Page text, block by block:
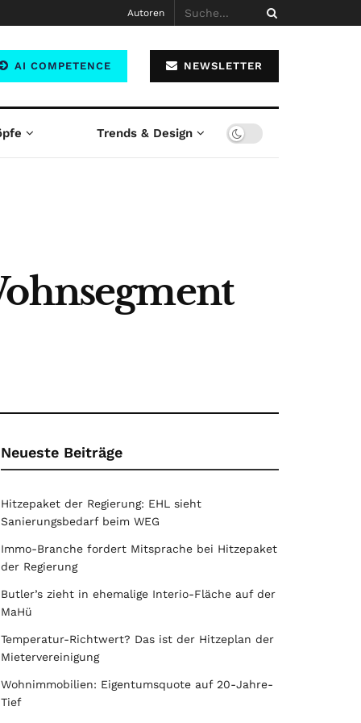
Autoren
AI COMPETENCE NEWSLETTER
Trends & Design
Neueste Beiträge
Hitzepaket der Regierung: EHL sieht
Sanierungsbedarf beim WEG
Immo-Branche fordert Mitsprache bei Hitzepaket
der Regierung
Butler’s zieht in ehemalige Interio-Fläche auf der
MaHü
Temperatur-Richtwert? Das ist der Hitzeplan der
Mietervereinigung
Wohnimmobilien: Eigentumsquote auf 20-Jahre-
Tief